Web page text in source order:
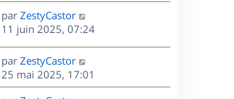
e
s
s
e
r
m
s
a
i
e
r
m
e
D
e
i
e
par ZestyCastor
11 juin 2025, 07:24
D
e
r
par ZestyCastor
25 mai 2025, 17:01